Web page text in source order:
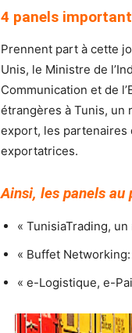
4 panels
Prennent part à cette
Unis, le Ministre de
Communication et de
étrangères à Tunis, un
export, les
exportatrices.
Ainsi, les panels
« TunisiaTrading,
« Buffet Networking:
« e-Logistique, e-